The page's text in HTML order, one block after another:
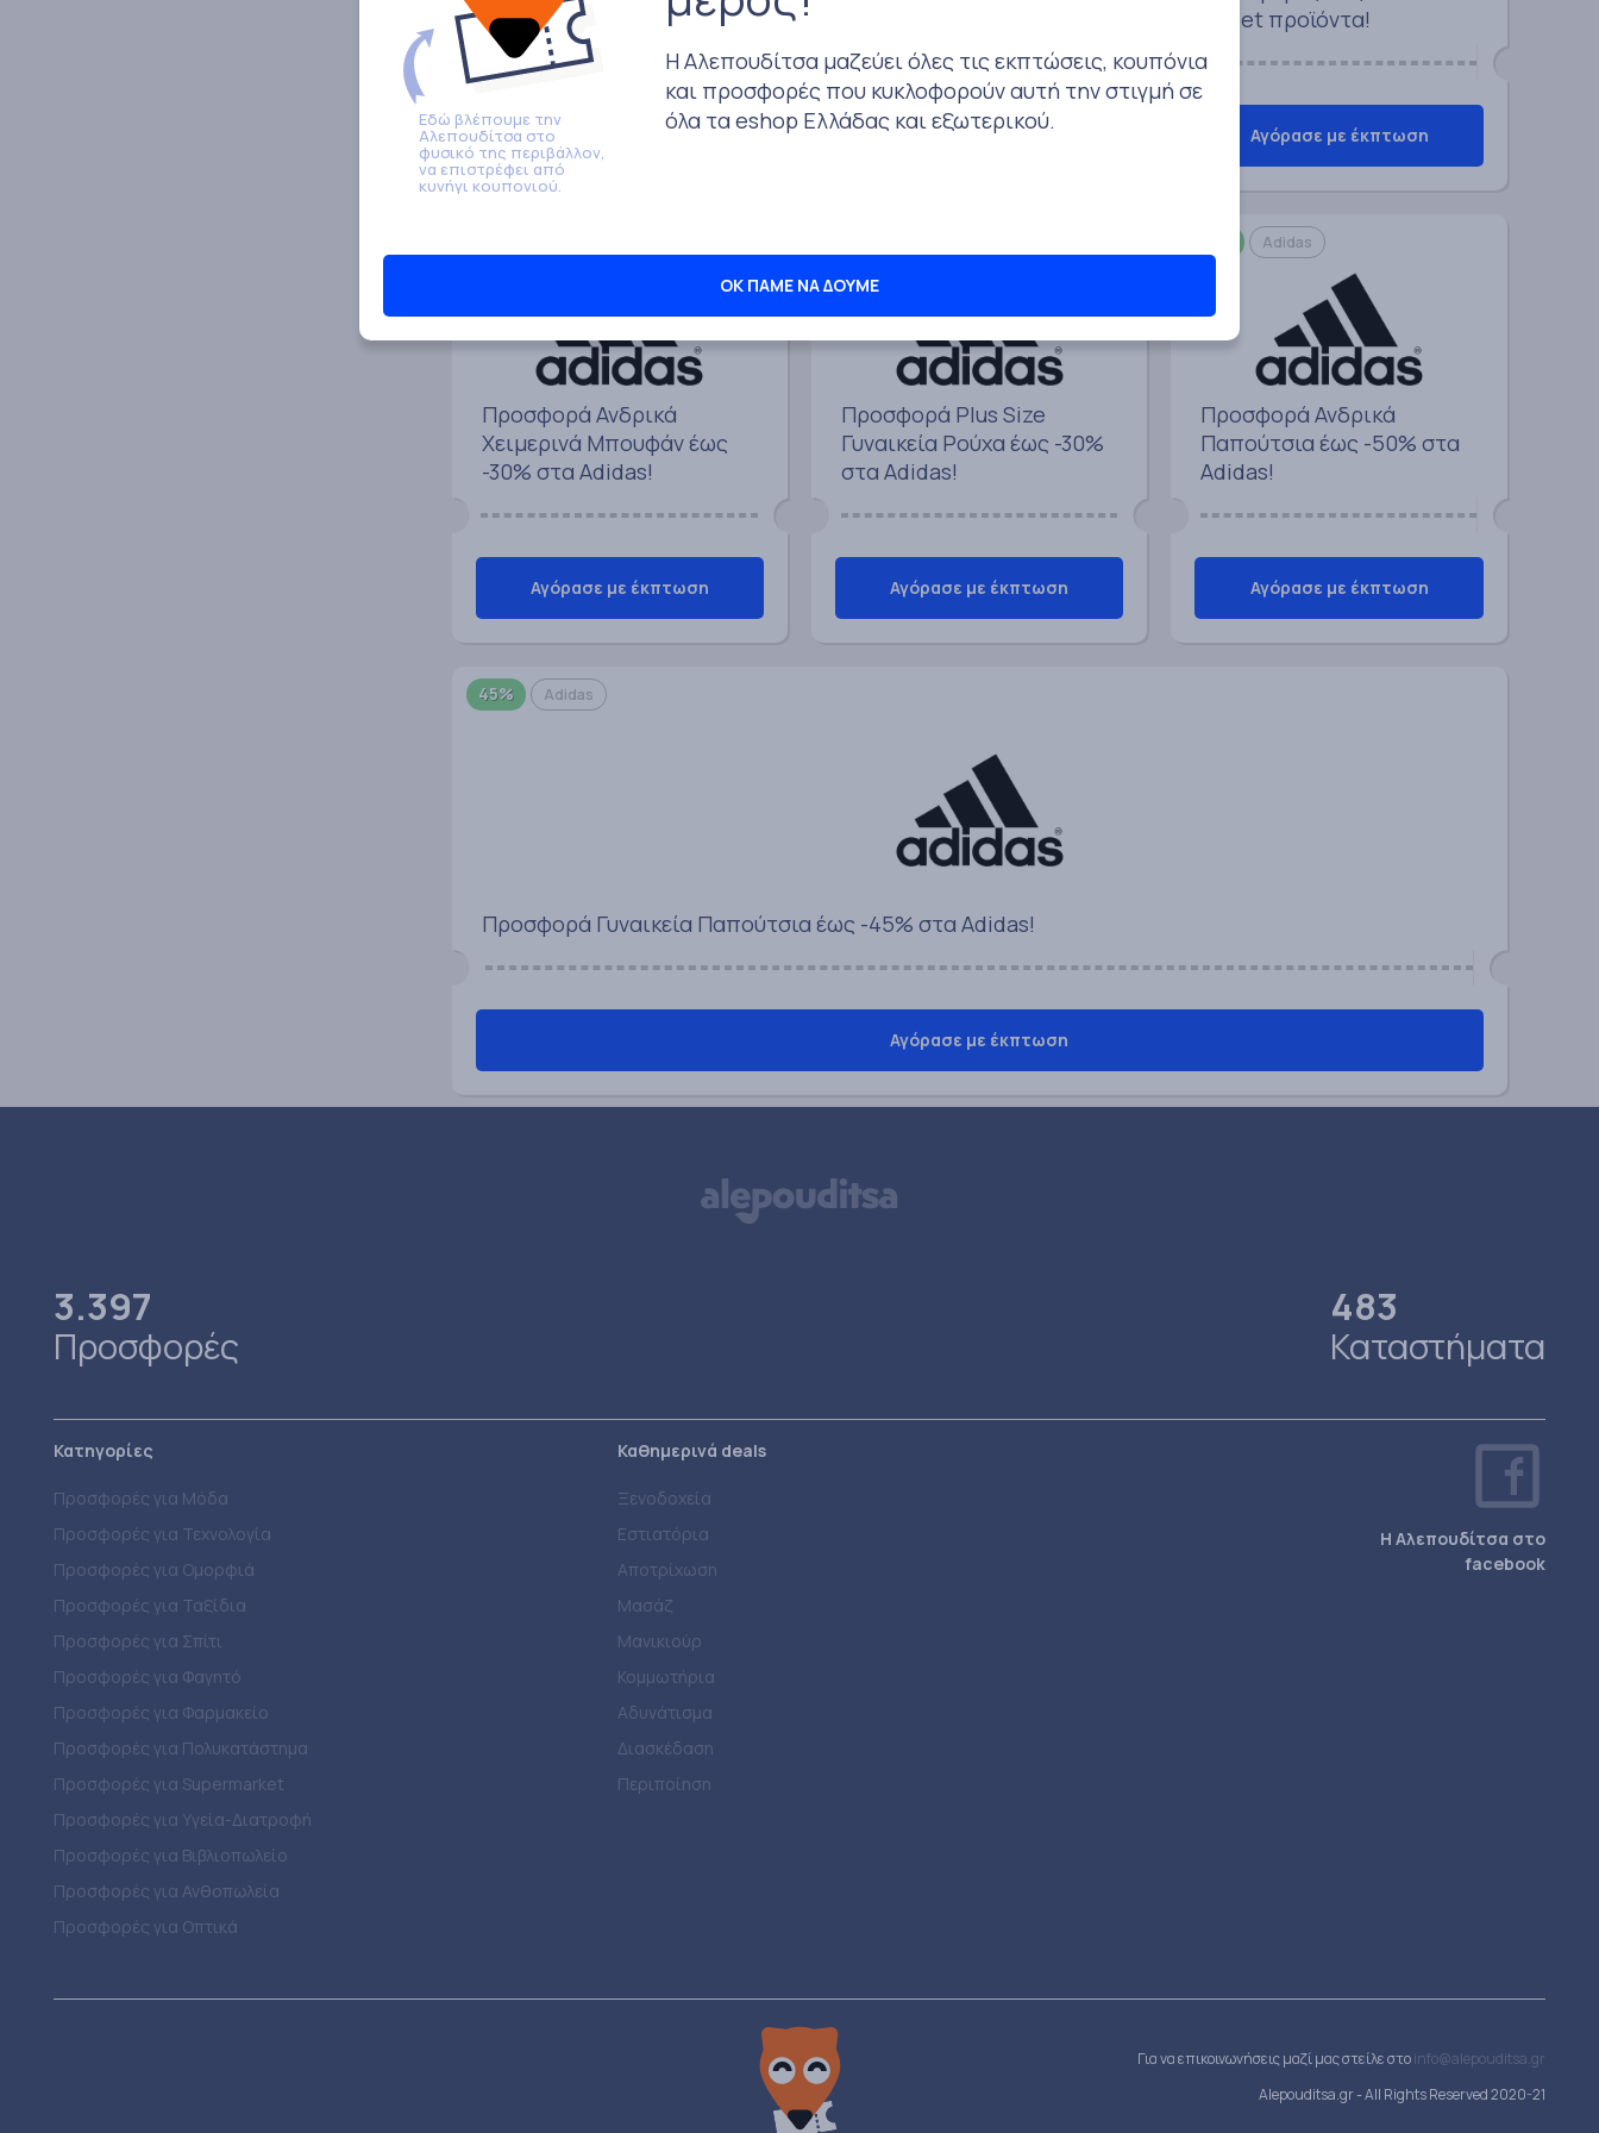
Εδώ βλέπουμε την
Αλεπουδίτσα στο
φυσικό της περιβάλλον,
να επιστρέφει από
κυνήγι κουπονιού.
Η Αλεπουδίτσα μαζεύει όλες τις εκπτώσεις, κουπόνια
και προσφορές που κυκλοφορούν αυτή την στιγμή σε
όλα τα eshop Ελλάδας και εξωτερικού.
ΟΚ ΠΑΜΕ ΝΑ ΔΟΥΜΕ
του 4queens!
Αγόρασε με έκπτωση Αγόρασε με έκπτωση
outlet προϊόντα!
Αγόρασε με έκπτωση
Προσφορά Ανδρικά
Χειμερινά Μπουφάν έως
-30% στα Adidas!
Αγόρασε με έκπτωση
Προσφορά Plus Size
Γυναικεία Ρούχα έως -30%
στα Adidas!
Αγόρασε με έκπτωση
Adidas
Προσφορά Ανδρικά
Παπούτσια έως -50% στα
Adidas!
Αγόρασε με έκπτωση
45% Adidas
Προσφορά Γυναικεία Παπούτσια έως -45% στα Adidas!
Αγόρασε με έκπτωση
3.397
Προσφορές
483
Καταστήματα
Κατηγορίες
Προσφορές για Μόδα
Προσφορές για Τεχνολογία
Προσφορές για Ομορφιά
Προσφορές για Ταξίδια
Προσφορές για Σπίτι
Προσφορές για Φαγητό
Προσφορές για Φαρμακείο
Προσφορές για Πολυκατάστημα
Προσφορές για Supermarket
Προσφορές για Υγεία-Διατροφή
Προσφορές για Βιβλιοπωλείο
Προσφορές για Ανθοπωλεία
Προσφορές για Οπτικά
Καθημερινά deals
Ξενοδοχεία
Εστιατόρια
Αποτρίχωση
Μασάζ
Μανικιούρ
Κομμωτήρια
Αδυνάτισμα
Διασκέδαση
Περιποίηση
Η Αλεπουδίτσα στο
facebook
Για να επικοινωνήσεις μαζί μας στείλε στοinfo@alepouditsa.gr
Alepouditsa.gr - All Rights Reserved 2020-21